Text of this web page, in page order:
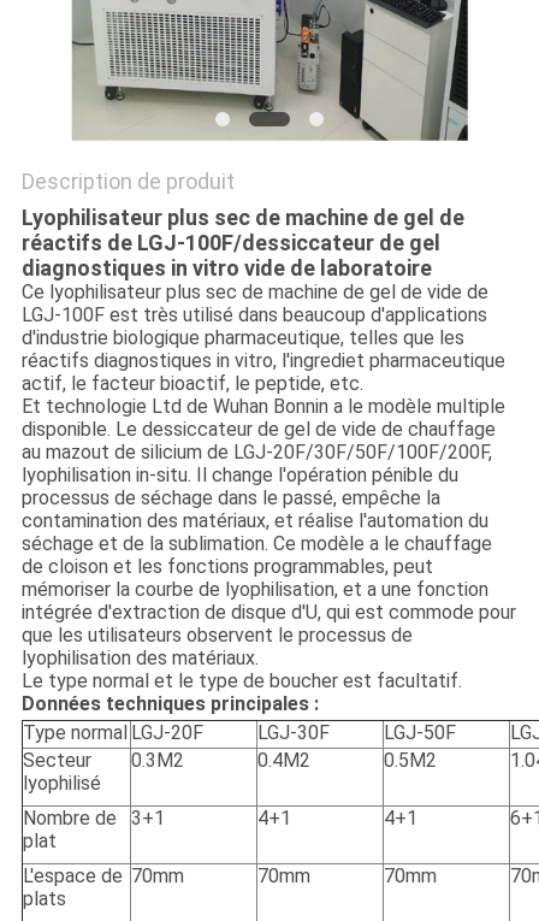
Description de produit
Lyophilisateur plus sec de machine de gel de
réactifs de LGJ-100F/dessiccateur de gel
diagnostiques in vitro vide de laboratoire
Ce lyophilisateur plus sec de machine de gel de vide de
LGJ-100F est très utilisé dans beaucoup d'applications
d'industrie biologique pharmaceutique, telles que les
réactifs diagnostiques in vitro, l'ingrediet pharmaceutique
actif, le facteur bioactif, le peptide, etc.
Et technologie Ltd de Wuhan Bonnin a le modèle multiple
disponible. Le dessiccateur de gel de vide de chauffage
au mazout de silicium de LGJ-20F/30F/50F/100F/200F,
lyophilisation in-situ. Il change l'opération pénible du
processus de séchage dans le passé, empêche la
contamination des matériaux, et réalise l'automation du
séchage et de la sublimation. Ce modèle a le chauffage
de cloison et les fonctions programmables, peut
mémoriser la courbe de lyophilisation, et a une fonction
intégrée d'extraction de disque d'U, qui est commode pour
que les utilisateurs observent le processus de
lyophilisation des matériaux.
Le type normal et le type de boucher est facultatif.
Données techniques principales :
Type normal LGJ-20F LGJ-30F LGJ-50F
Secteur
lyophilisé
0.3M2 0.4M2 0.5M2
Nombre de
plat
3+1 4+1 4+1
L'espace de
plats
70mm 70mm 70mm